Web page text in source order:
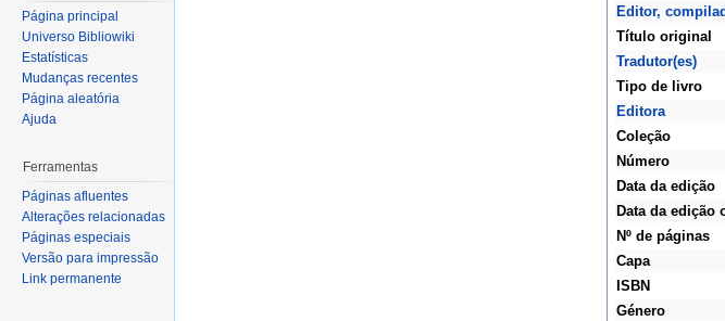
Editor,
Título original
Tradutor(es)
Tipo de livro
Editora
Coleção
Número
Data da edição
Data da edição
Nº de páginas
Capa
ISBN
Género
Página principal
Universo Bibliowiki
Estatísticas
Mudanças recentes
Página aleatória
Ajuda
Ferramentas
Páginas afluentes
Alterações relacionadas
Páginas especiais
Versão para impressão
Link permanente